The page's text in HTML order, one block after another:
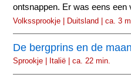
ontsnappen. Er was eens een
Volkssprookje | Duitsland | ca. 3
De bergprins en de
Sprookje | Italië | ca. 22 min.